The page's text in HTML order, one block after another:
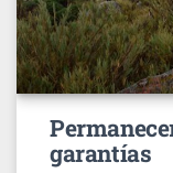
garantías